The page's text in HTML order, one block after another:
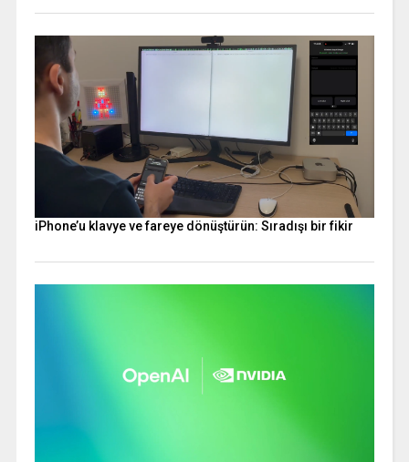
iPhone’u klavye ve fareye dönüştürün: Sıradışı bir fikir